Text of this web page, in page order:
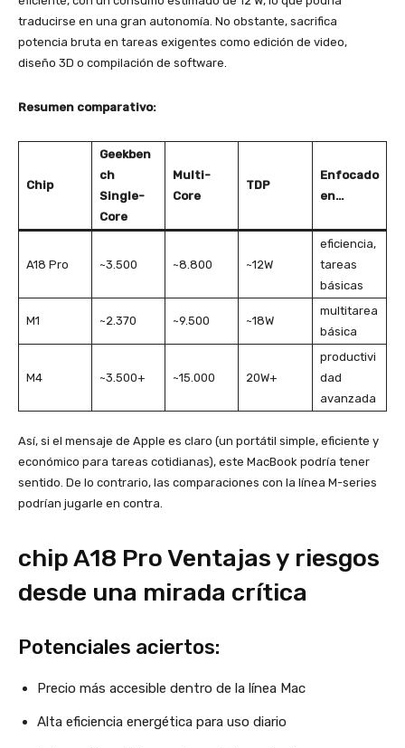
traducirse en una gran autonomía. No obstante, sacrifica
potencia bruta en tareas exigentes como edición de video,
diseño 3D o compilación de software.
Resumen comparativo:
Chip
Geekben
ch
Single-
Core
Multi-
Core
TDP
Enfocado
en…
A18 Pro ~3.500 ~8.800 ~12W
eficiencia,
tareas
básicas
M1 ~2.370 ~9.500 ~18W
multitarea
básica
M4 ~3.500+ ~15.000 20W+
productivi
dad
avanzada
Así, si el mensaje de Apple es claro (un portátil simple, eficiente y
económico para tareas cotidianas), este MacBook podría tener
sentido. De lo contrario, las comparaciones con la línea M-series
podrían jugarle en contra.
chip A18 Pro Ventajas y riesgos
desde una mirada crítica
Potenciales aciertos:
Precio más accesible dentro de la línea Mac
Alta eficiencia energética para uso diario